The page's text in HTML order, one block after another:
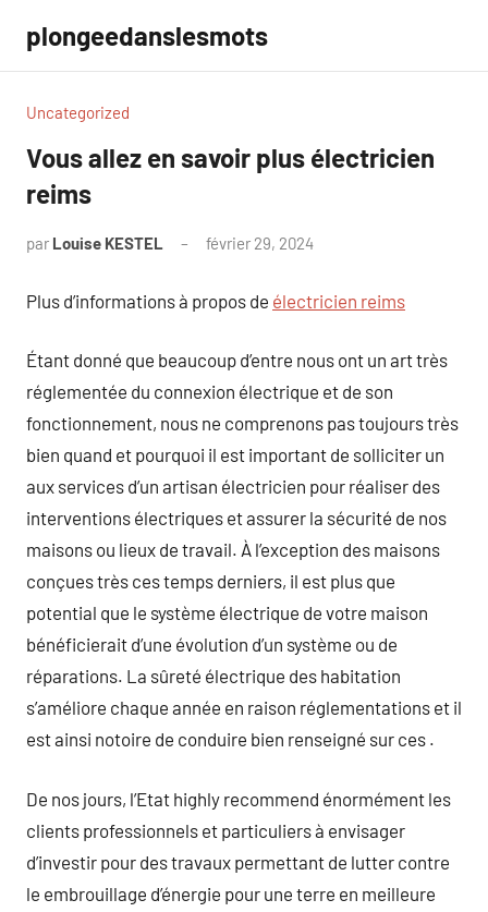
contenu
plongeedanslesmots
Uncategorized
Vous allez en savoir plus électricien
reims
par Louise KESTEL février 29, 2024
Plus d’informations à propos de électricien reims
Étant donné que beaucoup d’entre nous ont un art très
réglementée du connexion électrique et de son
fonctionnement, nous ne comprenons pas toujours très
bien quand et pourquoi il est important de solliciter un
aux services d’un artisan électricien pour réaliser des
interventions électriques et assurer la sécurité de nos
maisons ou lieux de travail. À l’exception des maisons
conçues très ces temps derniers, il est plus que
potential que le système électrique de votre maison
bénéficierait d’une évolution d’un système ou de
réparations. La sûreté électrique des habitation
s’améliore chaque année en raison réglementations et il
est ainsi notoire de conduire bien renseigné sur ces .
De nos jours, l’Etat highly recommend énormément les
clients professionnels et particuliers à envisager
d’investir pour des travaux permettant de lutter contre
le embrouillage d’énergie pour une terre en meilleure